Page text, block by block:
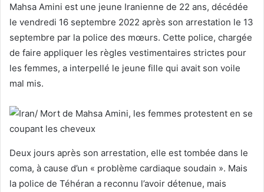
Mahsa Amini est une jeune Iranienne de 22 ans, décédée
le vendredi 16 septembre 2022 après son arrestation le 13
septembre par la police des mœurs. Cette police, chargée
de faire appliquer les règles vestimentaires strictes pour
les femmes, a interpellé le jeune fille qui avait son voile
mal mis.
Deux jours après son arrestation, elle est tombée dans le
coma, à cause d’un « problème cardiaque soudain ». Mais
la police de Téhéran a reconnu l’avoir détenue, mais